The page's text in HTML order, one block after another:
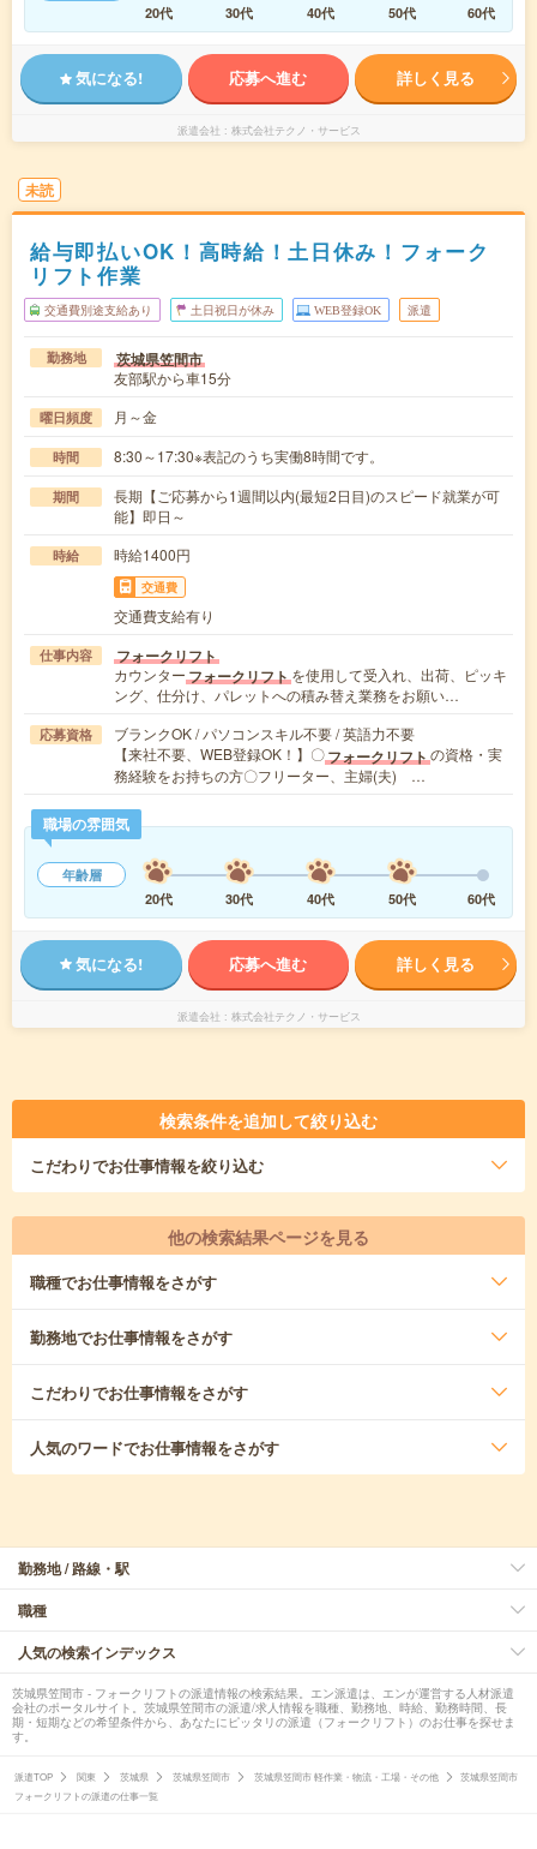
20代
30代 40代 50代 60代
気になる! 応募へ進む 詳しく見る
派遣会社 株式会社テクノ・サービス
未読
給与即払いOK！高時給！土日休み！フォーク
リフト作業
交通費別途支給あり 土日祝日が休み WEB登録OK 派遣
勤務地 茨城県笠間市
友部駅から車15分
曜日頻度 月～金
時間 8:30～17:30※表記のうち実働8時間です。
期間
長期【ご応募から1週間以内(最短2日目)のスピード就業が可
能】即日～
時給 時給1400円
交通費
交通費支給有り
仕事内容 フォークリフト
カウンターフォークリフトを使用して受入れ、出荷、ピッキ
ング、仕分け、パレットへの積み替え業務をお願い…
応募資格
ブランクOK / パソコンスキル不要 / 英語力不要
【来社不要、WEB登録OK！】〇フォークリフトの資格・実
務経験をお持ちの方〇フリーター、主婦(夫) …
職場の雰囲気
年齢層
20代
30代 40代 50代 60代
気になる! 応募へ進む 詳しく見る
派遣会社 株式会社テクノ・サービス
検索条件を追加して絞り込む
こだわりでお仕事情報を絞り込む
他の検索結果ページを見る
職種でお仕事情報をさがす
勤務地でお仕事情報をさがす
こだわりでお仕事情報をさがす
人気のワードでお仕事情報をさがす
勤務地 / 路線・駅
職種
人気の検索インデックス
茨城県笠間市 - フォークリフトの派遣情報の検索結果。エン派遣は、エンが運営する人材派遣
会社のポータルサイト。茨城県笠間市の派遣/求人情報を職種、勤務地、時給、勤務時間、長
期・短期などの希望条件から、あなたにピッタリの派遣（フォークリフト）のお仕事を探せま
す。
派遣TOP 関東 茨城県 茨城県笠間市 茨城県笠間市 軽作業・物流・工場・その他
茨城県笠間市
フォークリフトの派遣の仕事一覧